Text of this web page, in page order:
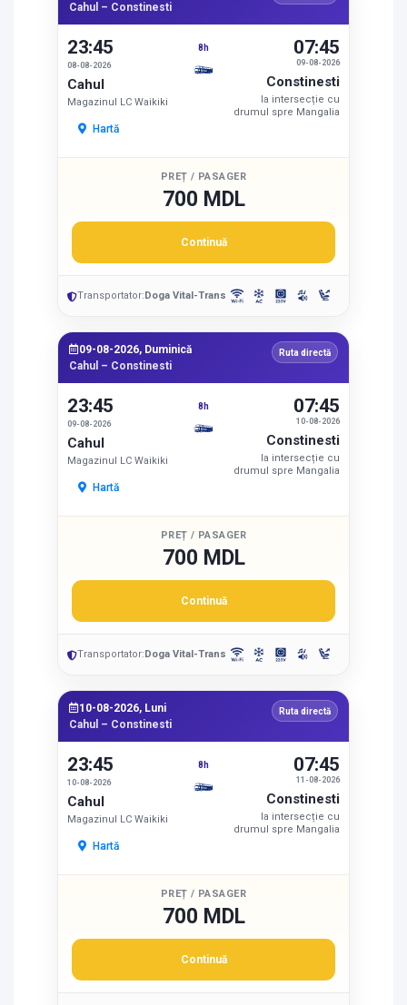
Cahul – Constinesti
23:45
08-08-2026
Cahul
Magazinul LC Waikiki
Hartă
8h
09-08-2026
07:45
Constinesti
la intersecție cu
drumul spre Mangalia
PREȚ / PASAGER
700 MDL
Continuă
Transportator:Doga Vital-Trans
09-08-2026, Duminică
Cahul – Constinesti
Ruta directă
23:45
09-08-2026
Cahul
Magazinul LC Waikiki
Hartă
8h
10-08-2026
07:45
Constinesti
la intersecție cu
drumul spre Mangalia
PREȚ / PASAGER
700 MDL
Continuă
Transportator:Doga Vital-Trans
10-08-2026, Luni
Cahul – Constinesti
Ruta directă
23:45
10-08-2026
Cahul
Magazinul LC Waikiki
Hartă
8h
11-08-2026
07:45
Constinesti
la intersecție cu
drumul spre Mangalia
PREȚ / PASAGER
700 MDL
Continuă